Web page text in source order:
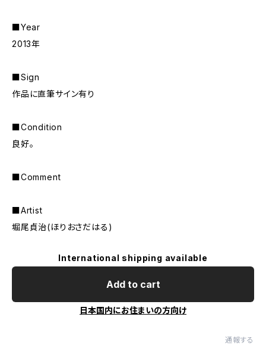
■Year
2013年
■Sign
作品に直筆サイン有り
■Condition
良好。
■Comment
■Artist
堀尾貞治(ほりおさだはる)
International shipping available
Add to cart
日本国内にお住まいの方向け
通報する